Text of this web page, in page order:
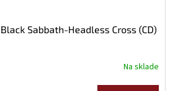
Black Sabbath-Headless Cross (CD)
Na sklade